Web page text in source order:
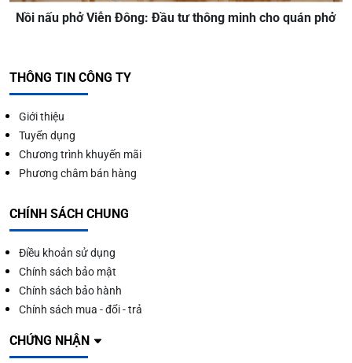
Nồi nấu phở Viễn Đông: Đầu tư thông minh cho quán phở
THÔNG TIN CÔNG TY
Giới thiệu
Tuyển dụng
Chương trình khuyến mãi
Phương châm bán hàng
CHÍNH SÁCH CHUNG
Điều khoản sử dụng
Chính sách bảo mật
Chính sách bảo hành
Chính sách mua - đổi - trả
CHỨNG NHẬN